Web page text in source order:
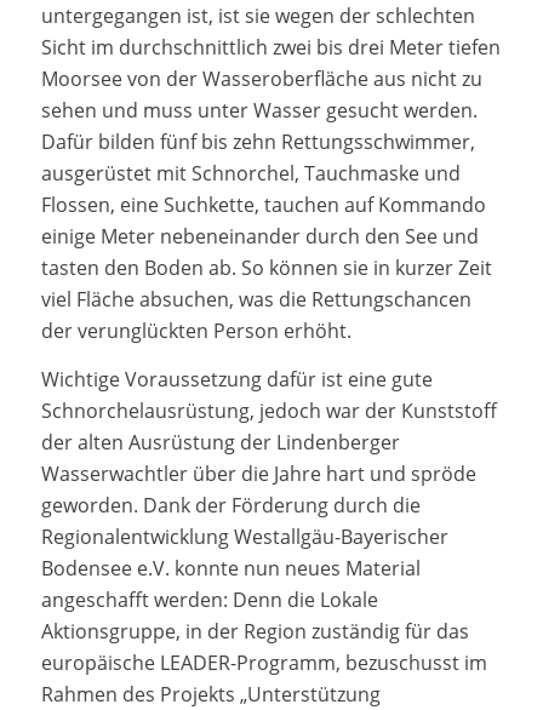
untergegangen ist, ist sie wegen der schlechten
Sicht im durchschnittlich zwei bis drei Meter tiefen
Moorsee von der Wasseroberfläche aus nicht zu
sehen und muss unter Wasser gesucht werden.
Dafür bilden fünf bis zehn Rettungsschwimmer,
ausgerüstet mit Schnorchel, Tauchmaske und
Flossen, eine Suchkette, tauchen auf Kommando
einige Meter nebeneinander durch den See und
tasten den Boden ab. So können sie in kurzer Zeit
viel Fläche absuchen, was die Rettungschancen
der verunglückten Person erhöht.
Wichtige Voraussetzung dafür ist eine gute
Schnorchelausrüstung, jedoch war der Kunststoff
der alten Ausrüstung der Lindenberger
Wasserwachtler über die Jahre hart und spröde
geworden. Dank der Förderung durch die
Regionalentwicklung Westallgäu-Bayerischer
Bodensee e.V. konnte nun neues Material
angeschafft werden: Denn die Lokale
Aktionsgruppe, in der Region zuständig für das
europäische LEADER-Programm, bezuschusst im
Rahmen des Projekts „Unterstützung